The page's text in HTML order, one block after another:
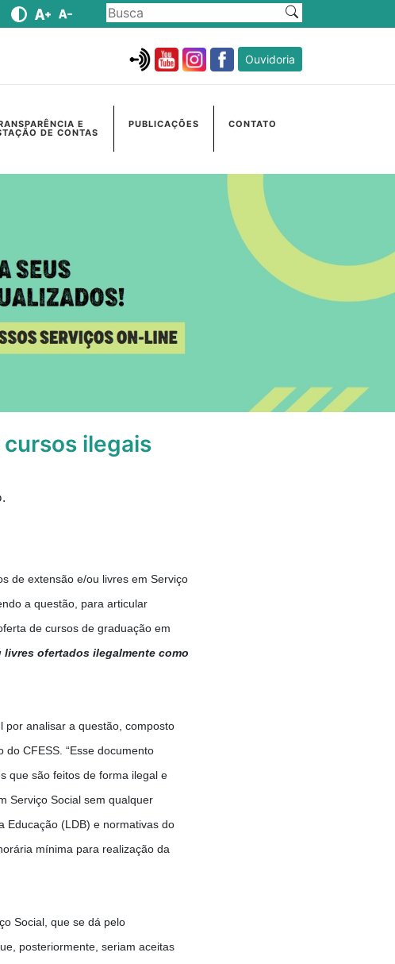
Ouvidoria
E
DE CONTAS
PUBLICAÇÕES CONTATO
cursos ilegais
de extensão e/ou livres em Serviço
a questão, para articular
de cursos de graduação em
livres ofertados ilegalmente como
por analisar a questão, composto
CFESS. “Esse documento
que são feitos de forma ilegal e
Serviço Social sem qualquer
Educação (LDB) e normativas do
mínima para realização da
Social, que se dá pelo
posteriormente, seriam aceitas